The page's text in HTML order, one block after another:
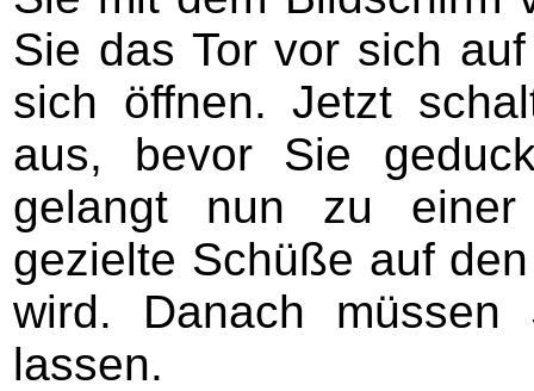
Sie das Tor vor sich
sich öffnen. Jetzt
aus, bevor Sie
gelangt nun zu
gezielte Schüße auf
wird. Danach
lassen.